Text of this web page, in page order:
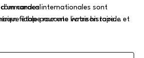
internationales sont
fiable pour une livraison rapide et
caracal
étape raconte votre histoire...